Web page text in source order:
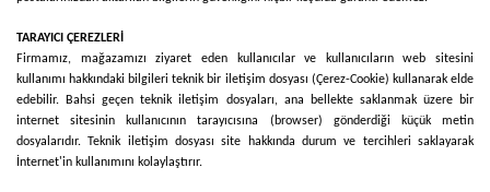
TARAYICI ÇEREZLERİ
Firmamız, mağazamızı ziyaret eden kullanıcılar ve kullanıcıların web sitesini
kullanımı hakkındaki bilgileri teknik bir iletişim dosyası (Çerez-Cookie) kullanarak elde
edebilir. Bahsi geçen teknik iletişim dosyaları, ana bellekte saklanmak üzere bir
internet sitesinin kullanıcının tarayıcısına (browser) gönderdiği küçük metin
dosyalarıdır. Teknik iletişim dosyası site hakkında durum ve tercihleri saklayarak
İnternet'in kullanımını kolaylaştırır.